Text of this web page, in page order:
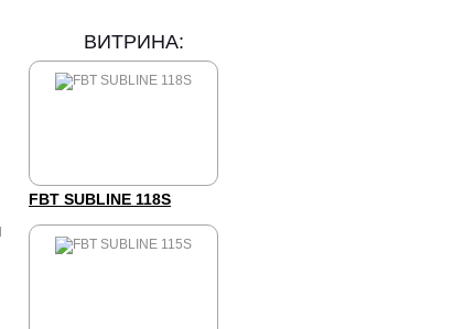
ВИТРИНА:
FBT SUBLINE 118S